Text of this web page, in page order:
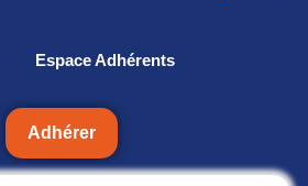
Espace Adhérents
Adhérer